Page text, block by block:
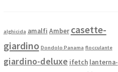
alghicida amalfi Amber casette-
giardino Dondolo Panama flocculante
giardino-deluxe ifetch lanterna-